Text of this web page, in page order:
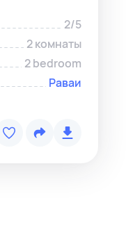
2/5
2 комнаты
2 bedroom
Раваи
Копировать
WhatsApp-